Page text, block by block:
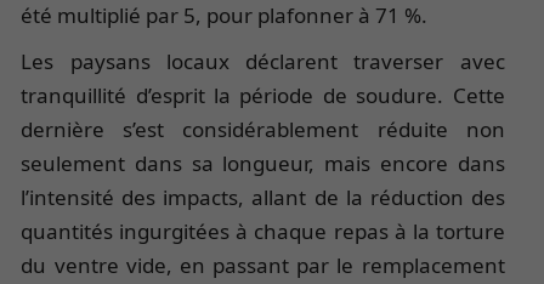
été multiplié par 5, pour plafonner à 71 %.
Les paysans locaux déclarent traverser avec
tranquillité d’esprit la période de soudure. Cette
dernière s’est considérablement réduite non
seulement dans sa longueur, mais encore dans
l’intensité des impacts, allant de la réduction des
quantités ingurgitées à chaque repas à la torture
du ventre vide, en passant par le remplacement